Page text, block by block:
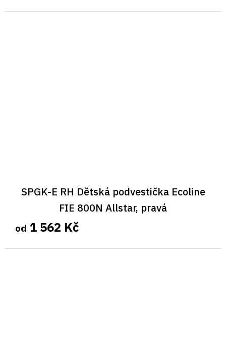
SPGK-E RH Dětská podvestička Ecoline
FIE 800N Allstar, pravá
od 1 562 Kč